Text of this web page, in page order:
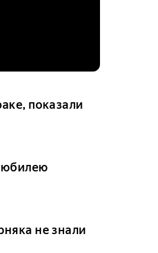
показали
юбилею
не знали